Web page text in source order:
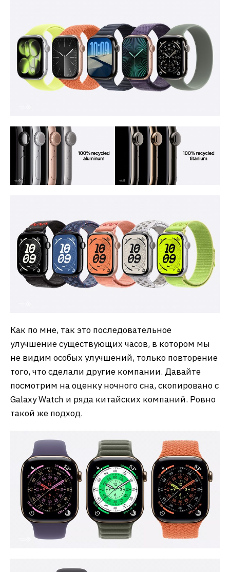
Как по мне, так это последовательное
улучшение существующих часов, в котором мы
не видим особых улучшений, только повторение
того, что сделали другие компании. Давайте
посмотрим на оценку ночного сна, скопировано с
Galaxy Watch и ряда китайских компаний. Ровно
такой же подход.